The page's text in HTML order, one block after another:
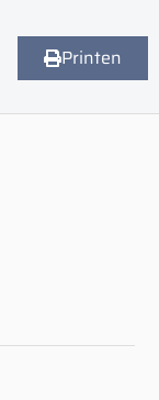
Printen